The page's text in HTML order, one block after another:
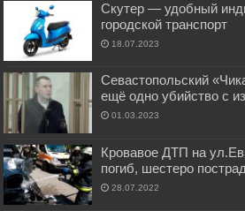
Скутер — удобный
городской транспорт
18.07.2023
Севастопольский
ещё одно убийство с
01.03.2023
Кровавое ДТП на
погиб, шестеро
28.07.2022